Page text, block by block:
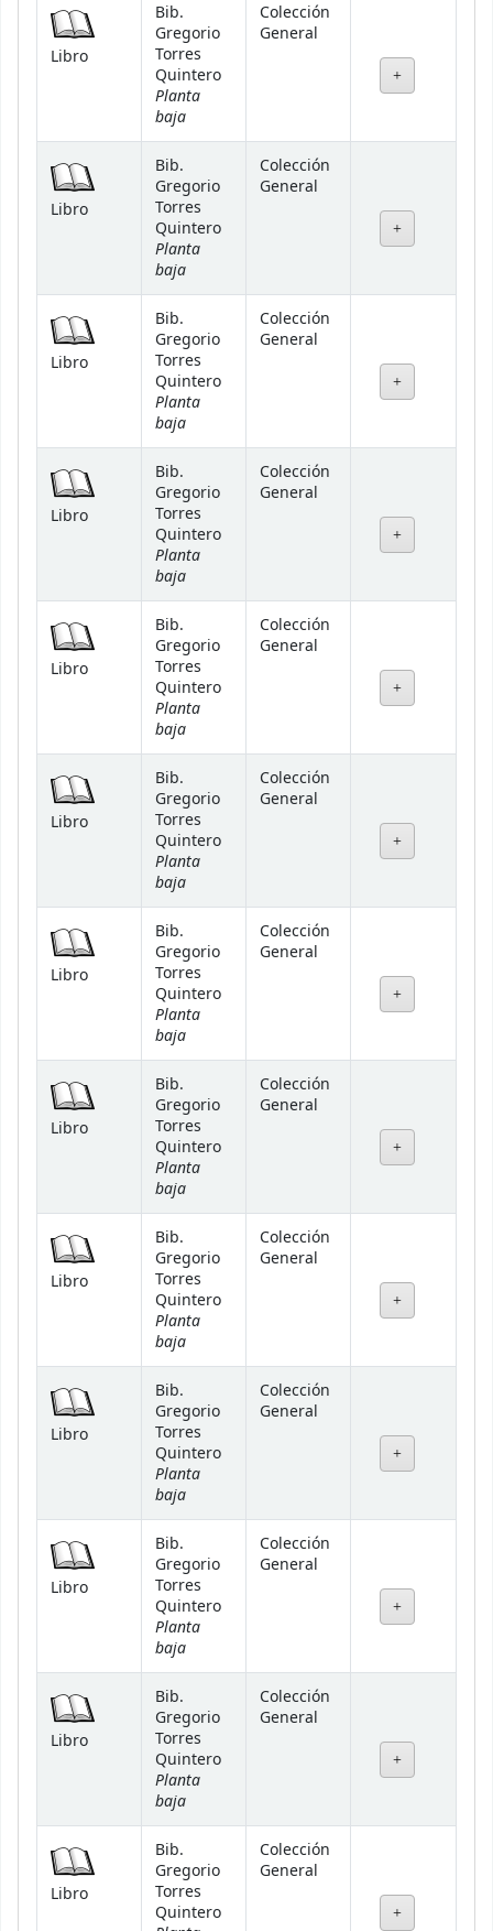
Libro
Bib.
Gregorio
Torres
Quintero
Planta
baja
Colección
General
Libro
Bib.
Gregorio
Torres
Quintero
Planta
baja
Colección
General
Libro
Bib.
Gregorio
Torres
Quintero
Planta
baja
Colección
General
Libro
Bib.
Gregorio
Torres
Quintero
Planta
baja
Colección
General
Libro
Bib.
Gregorio
Torres
Quintero
Planta
baja
Colección
General
Libro
Bib.
Gregorio
Torres
Quintero
Planta
baja
Colección
General
Libro
Bib.
Gregorio
Torres
Quintero
Planta
baja
Colección
General
Libro
Bib.
Gregorio
Torres
Quintero
Planta
baja
Colección
General
Libro
Bib.
Gregorio
Torres
Quintero
Planta
baja
Colección
General
Libro
Bib.
Gregorio
Torres
Quintero
Planta
baja
Colección
General
Libro
Bib.
Gregorio
Torres
Quintero
Planta
baja
Colección
General
Libro
Bib.
Gregorio
Torres
Quintero
Planta
baja
Colección
General
Libro
Bib.
Gregorio
Torres
Quintero
Colección
General